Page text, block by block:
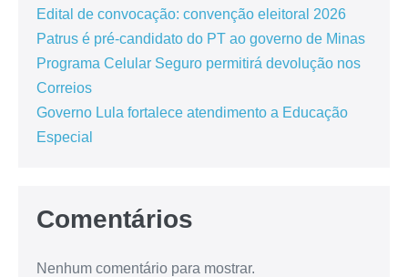
Edital de convocação: convenção eleitoral 2026
Patrus é pré-candidato do PT ao governo de Minas
Programa Celular Seguro permitirá devolução nos
Correios
Governo Lula fortalece atendimento a Educação
Especial
Comentários
Nenhum comentário para mostrar.